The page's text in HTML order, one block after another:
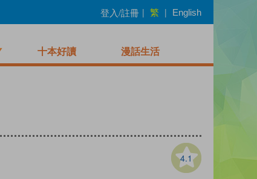
登入/註冊 | 繁 | English
十本好讀 漫話生活
4.1